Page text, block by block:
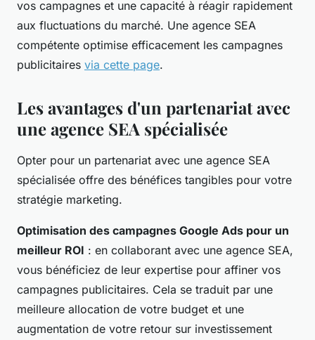
vos campagnes et une capacité à réagir rapidement
aux fluctuations du marché. Une agence SEA
compétente optimise efficacement les campagnes
publicitaires via cette page.
Les avantages d'un partenariat avec
une agence SEA spécialisée
Opter pour un partenariat avec une agence SEA
spécialisée offre des bénéfices tangibles pour votre
stratégie marketing.
Optimisation des campagnes Google Ads pour un
meilleur ROI : en collaborant avec une agence SEA,
vous bénéficiez de leur expertise pour affiner vos
campagnes publicitaires. Cela se traduit par une
meilleure allocation de votre budget et une
augmentation de votre retour sur investissement